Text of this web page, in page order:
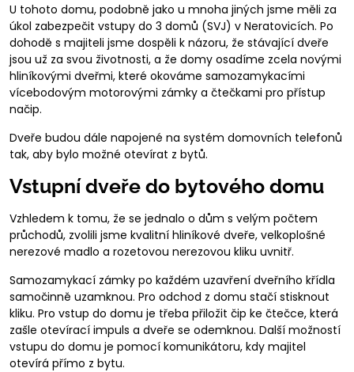
U tohoto domu, podobně jako u mnoha jiných jsme měli za
úkol zabezpečit vstupy do 3 domů (SVJ) v Neratovicích. Po
dohodě s majiteli jsme dospěli k názoru, že stávající dveře
jsou už za svou životnosti, a že domy osadíme zcela novými
hliníkovými dveřmi, které okováme samozamykacími
vícebodovým motorovými zámky a čtečkami pro přístup
načip.
Dveře budou dále napojené na systém domovních telefonů
tak, aby bylo možné otevírat z bytů.
Vstupní dveře do bytového domu
Vzhledem k tomu, že se jednalo o dům s velým počtem
průchodů, zvolili jsme kvalitní hliníkové dveře, velkoplošné
nerezové madlo a rozetovou nerezovou kliku uvnitř.
Samozamykací zámky po každém uzavření dveřního křídla
samočinně uzamknou. Pro odchod z domu stačí stisknout
kliku. Pro vstup do domu je třeba přiložit čip ke čtečce, která
zašle otevírací impuls a dveře se odemknou. Další možností
vstupu do domu je pomocí komunikátoru, kdy majitel
otevírá přímo z bytu.